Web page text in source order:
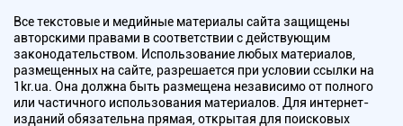
Все текстовые и медийные материалы сайта защищены
авторскими правами в соответствии с действующим
законодательством. Использование любых материалов,
размещенных на сайте, разрешается при условии ссылки на
1kr.ua. Она должна быть размещена независимо от полного
или частичного использования материалов. Для интернет-
изданий обязательна прямая, открытая для поисковых